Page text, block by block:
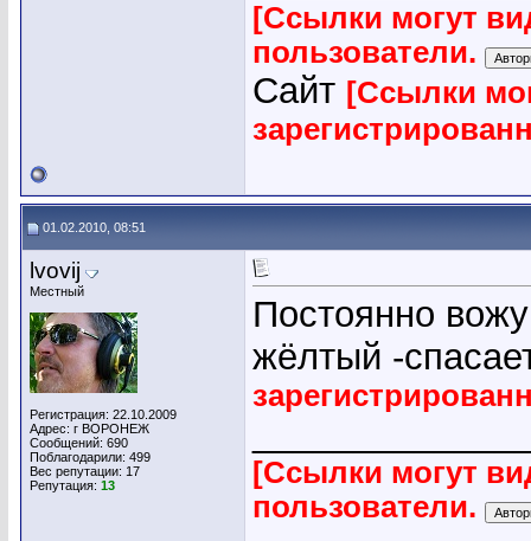
[Ссылки могут
пользователи.
Сайт [Ссылки
01.02.2010, 08:51
lvovij
Местный
Регистрация: 22.10.2009
Адрес: г ВОРОНЕЖ
Сообщений: 690
Поблагодарили: 499
Вес репутации: 17
Репутация: 13
Постоянно
жёлтый -
[Ссылки могут
пользователи.